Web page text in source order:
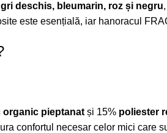
deschis, bleumarin, roz și negru
este esențială, iar hanoracul
organic pieptanat și 15% poliester
confortul necesar celor mici